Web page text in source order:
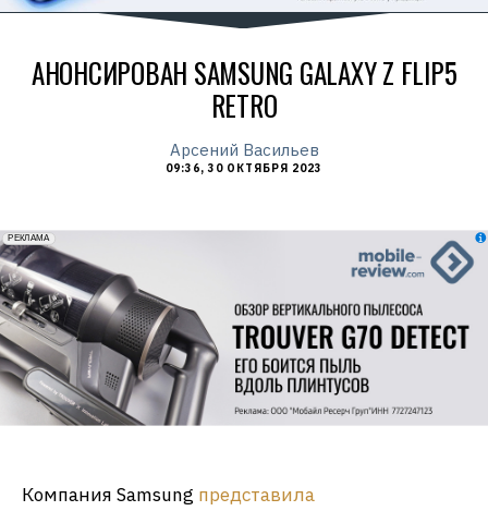
АНОНСИРОВАН SAMSUNG GALAXY Z FLIP5
RETRO
Арсений Васильев
09:36, 30 ОКТЯБРЯ 2023
erid: 2VfnxxmNzs5
РЕКЛАМА
Компания Samsung представила